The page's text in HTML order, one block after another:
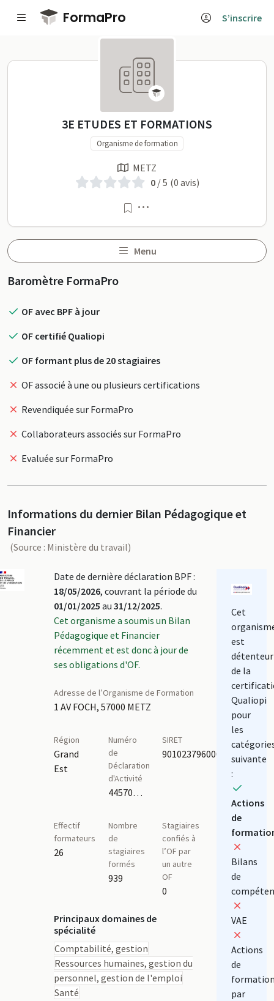
Passer au contenu principal
FormaPro S’inscrire
3E ETUDES ET
3E ETUDES ET FORMATIONS
Organisme de formation
METZ
0/ 5 (0 avis)
Menu
Profil
Baromètre FormaPro
OF avec BPF à jour
OF certifié Qualiopi
OF formant plus de 20 stagiaires
OF associé à une ou plusieurs certifications
Revendiquée sur FormaPro
Collaborateurs associés sur FormaPro
Evaluée sur FormaPro
Informations du dernier Bilan Pédagogique et
Financier
(Source : Ministère du travail)
Date de dernière déclaration BPF :
18/05/2026, couvrant la période du
01/01/2025 au 31/12/2025.
Cet organisme a soumis un Bilan
Pédagogique et Financier
récemment et est donc à jour de
ses obligations d'OF.
Adresse de l’Organisme de Formation
1 AV FOCH, 57000 METZ
Région
Grand
Est
Numéro
de
Déclaration
d'Activité
44570426457
SIRET
90102379600013
Effectif
formateurs
26
Nombre
de
stagiaires
formés
939
Stagiaires
confiés à
l’OF par
un autre
OF
0
Principaux domaines de
spécialité
Comptabilité, gestion
Ressources humaines, gestion du
personnel, gestion de l'emploi
Santé
Cet
est
détenteur
de la
Qualiopi
pour
les
suivante
:
Actions
de
Bilans
de
VAE
Actions
de
par